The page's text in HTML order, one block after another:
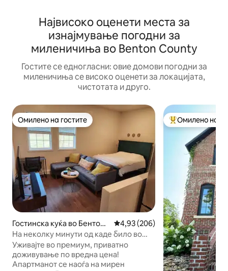
Највисоко оценети места за
изнајмување погодни за
миленичиња во Benton County
Гостите се едногласни: овие домови погодни за
миленичиња се високо оценети за локацијата,
чистотата и друго.
Омилено на гостите
Омилено на гостите
Гостинска куќа во Бентонв
ил
Просечна оцена: 4,93 од 5,
4,93 (206)
На неколку минути од каде било во
Северозападна Арканзас! · Целосно
опремено место за одмор.
Уживајте во премиум, приватно
доживување по вредна цена!
Апартманот се наоѓа на мирен
Меѓу
Омилено на